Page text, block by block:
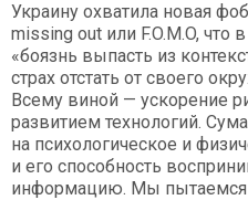
Украину охватила новая
missing out или F.O.M.O, что
«боязнь выпасть из
страх отстать от своего
Всему виной — ускорение
развитием технологий.
на психологическое и
и его способность
информацию. Мы пытаемся